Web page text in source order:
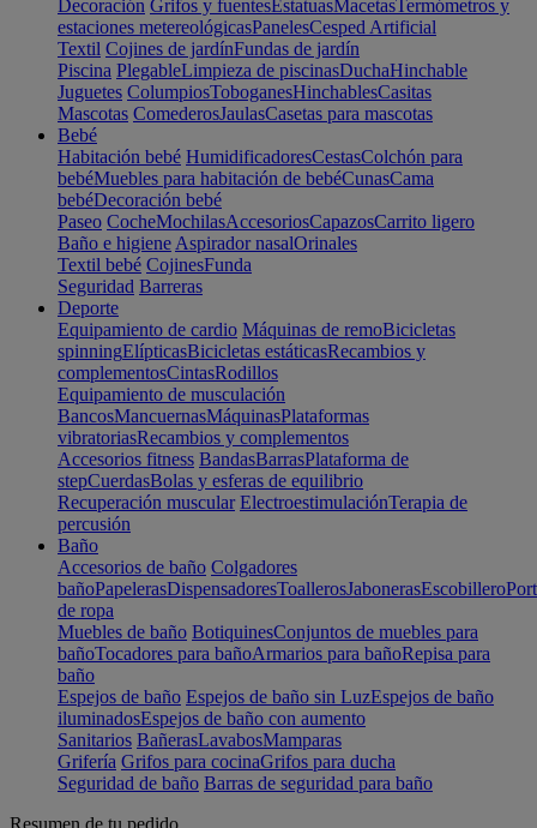
Decoración Grifos y fuentesEstatuasMacetasTermómetros y
estaciones metereológicasPanelesCesped Artificial
Textil Cojines de jardínFundas de jardín
Piscina PlegableLimpieza de piscinasDuchaHinchable
Juguetes ColumpiosToboganesHinchablesCasitas
Mascotas ComederosJaulasCasetas para mascotas
Bebé
Habitación bebé HumidificadoresCestasColchón para
bebéMuebles para habitación de bebéCunasCama
bebéDecoración bebé
Paseo CocheMochilasAccesoriosCapazosCarrito ligero
Baño e higiene Aspirador nasalOrinales
Textil bebé CojinesFunda
Seguridad Barreras
Deporte
Equipamiento de cardio Máquinas de remoBicicletas
spinningElípticasBicicletas estáticasRecambios y
complementosCintasRodillos
Equipamiento de musculación
BancosMancuernasMáquinasPlataformas
vibratoriasRecambios y complementos
Accesorios fitness BandasBarrasPlataforma de
stepCuerdasBolas y esferas de equilibrio
Recuperación muscular ElectroestimulaciónTerapia de
percusión
Baño
Accesorios de baño Colgadores
bañoPapelerasDispensadoresToallerosJabonerasEscobillero
de ropa
Muebles de baño BotiquinesConjuntos de muebles para
bañoTocadores para bañoArmarios para bañoRepisa para
baño
Espejos de baño Espejos de baño sin LuzEspejos de baño
iluminadosEspejos de baño con aumento
Sanitarios BañerasLavabosMamparas
Grifería Grifos para cocinaGrifos para ducha
Seguridad de baño Barras de seguridad para baño
Resumen de tu pedido